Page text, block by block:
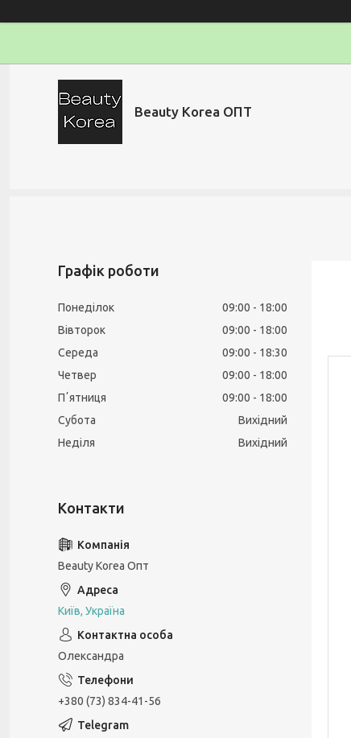
Beauty Korea ОПТ
Графік роботи
Понеділок 09:00
18:00
Вівторок
09:00
18:00
Середа
09:00
18:30
Четвер
09:00
18:00
Пʼятниця
09:00
18:00
Субота
Вихідний
Неділя
Вихідний
Beauty Korea Опт
Київ, Україна
Олександра
+380 (73) 834-41-56